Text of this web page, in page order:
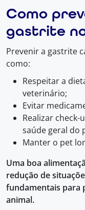
Como
gastrite
Prevenir a gastrite
como:
Respeitar a
veterinário;
Evitar
Realizar
saúde geral do
Manter o pet
Uma boa
redução de
fundamentais para
animal.